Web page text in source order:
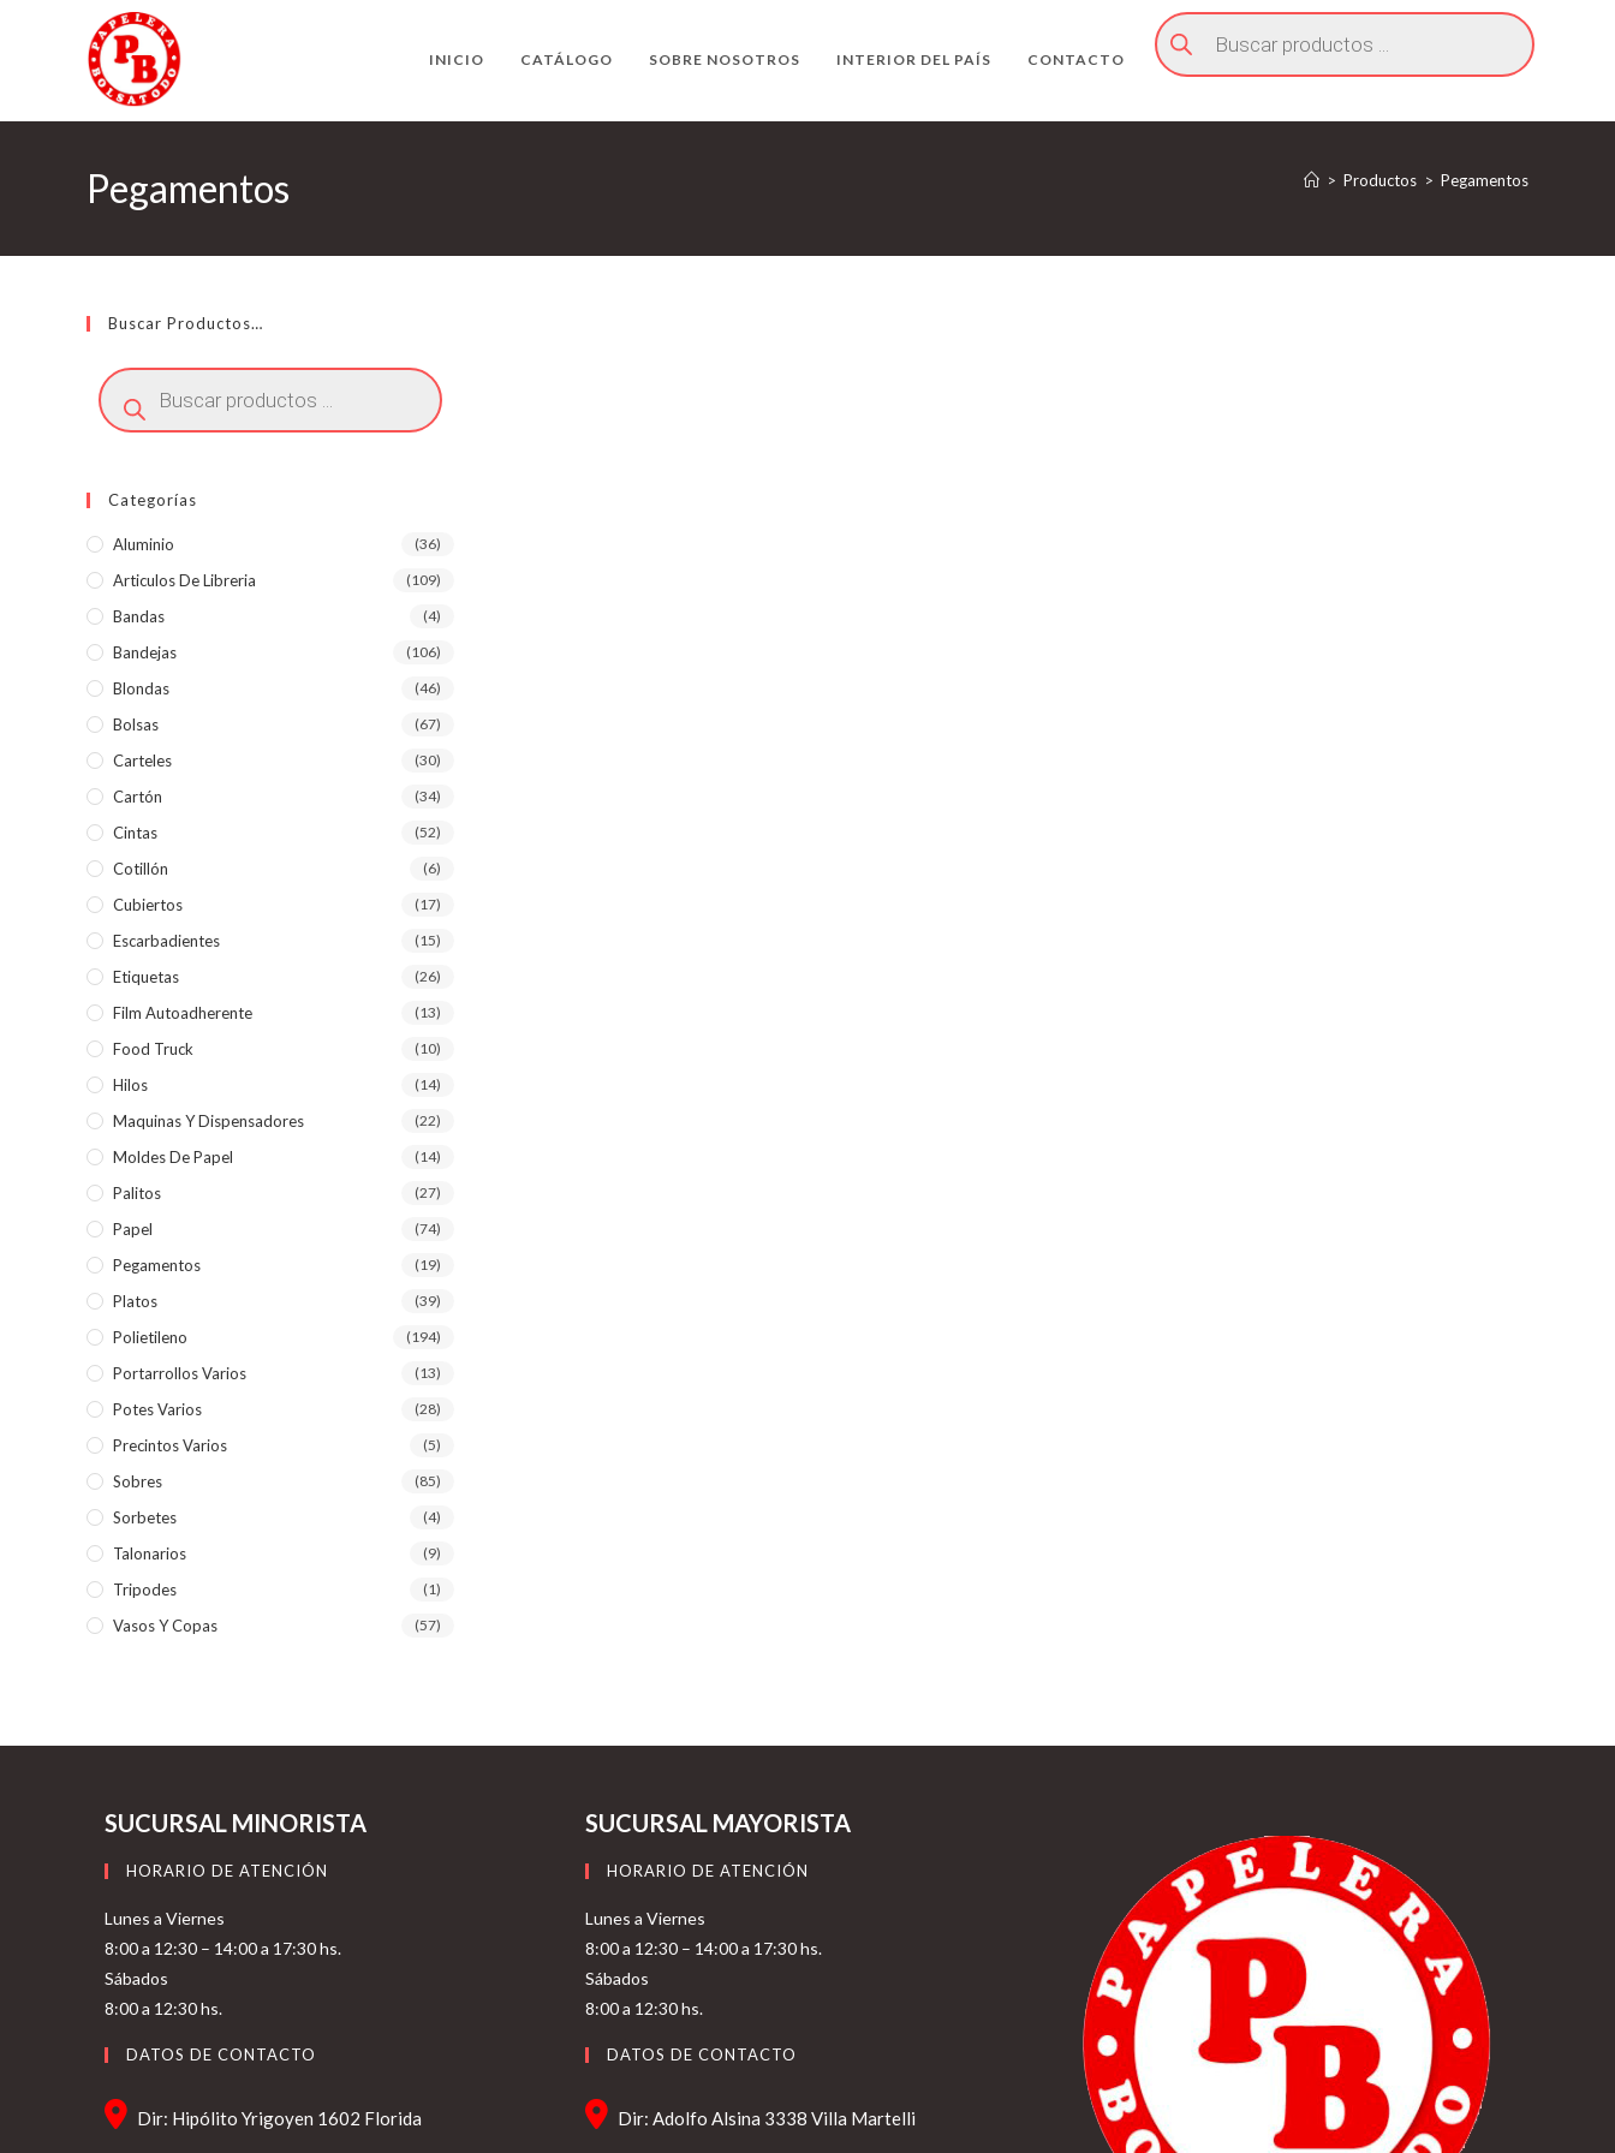
INICIO CATÁLOGO SOBRE NOSOTROS INTERIOR DEL PAÍS CONTACTO
Búsqueda
de
productos
Pegamentos > Productos > Pegamentos
Buscar Productos…
Búsqueda
de
productos
Categorías
Aluminio (36)
Articulos De Libreria (109)
Bandas (4)
Bandejas (106)
Blondas (46)
Bolsas (67)
Carteles (30)
Cartón (34)
Cintas (52)
Cotillón (6)
Cubiertos (17)
Escarbadientes (15)
Etiquetas (26)
Film Autoadherente (13)
Food Truck (10)
Hilos (14)
Maquinas Y Dispensadores (22)
Moldes De Papel (14)
Palitos (27)
Papel (74)
Pegamentos (19)
Platos (39)
Polietileno (194)
Portarrollos Varios (13)
Potes Varios (28)
Precintos Varios (5)
Sobres (85)
Sorbetes (4)
Talonarios (9)
Tripodes (1)
Vasos Y Copas (57)
SUCURSAL MINORISTA
HORARIO DE ATENCIÓN
Lunes a Viernes
8:00 a 12:30 – 14:00 a 17:30 hs.
Sábados
8:00 a 12:30 hs.
DATOS DE CONTACTO
Dir: Hipólito Yrigoyen 1602 Florida
SUCURSAL MAYORISTA
HORARIO DE ATENCIÓN
Lunes a Viernes
8:00 a 12:30 – 14:00 a 17:30 hs.
Sábados
8:00 a 12:30 hs.
DATOS DE CONTACTO
Dir: Adolfo Alsina 3338 Villa Martelli